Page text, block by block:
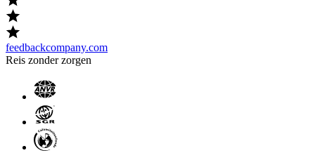
feedbackcompany.com
Reis zonder zorgen